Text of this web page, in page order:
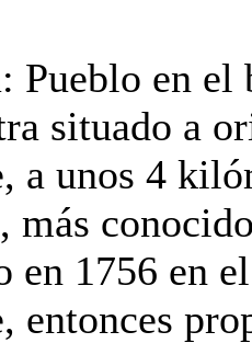
: Pueblo en el
situado a
a unos 4
más
en 1756 en
entonces